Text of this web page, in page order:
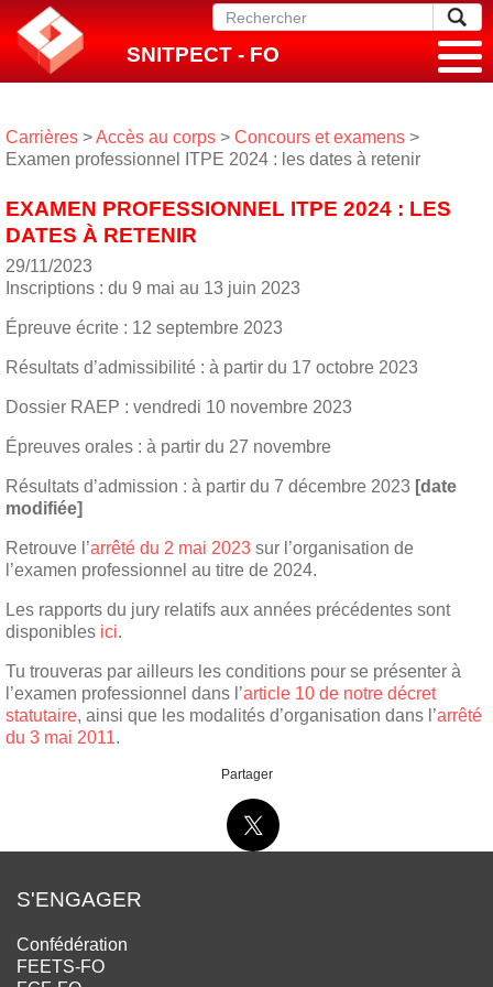
SNITPECT - FO
Carrières >Accès au corps > Concours et examens >
Examen professionnel ITPE 2024 : les dates à retenir
EXAMEN PROFESSIONNEL ITPE 2024 : LES
DATES À RETENIR
29/11/2023
Inscriptions : du 9 mai au 13 juin 2023
Épreuve écrite : 12 septembre 2023
Résultats d’admissibilité : à partir du 17 octobre 2023
Dossier RAEP : vendredi 10 novembre 2023
Épreuves orales : à partir du 27 novembre
Résultats d’admission : à partir du 7 décembre 2023 [date
modifiée]
Retrouve l’arrêté du 2 mai 2023 sur l’organisation de
l’examen professionnel au titre de 2024.
Les rapports du jury relatifs aux années précédentes sont
disponibles ici.
Tu trouveras par ailleurs les conditions pour se présenter à
l’examen professionnel dans l’article 10 de notre décret
statutaire, ainsi que les modalités d’organisation dans l’arrêté
du 3 mai 2011.
Partager
S'ENGAGER
Confédération
FEETS-FO